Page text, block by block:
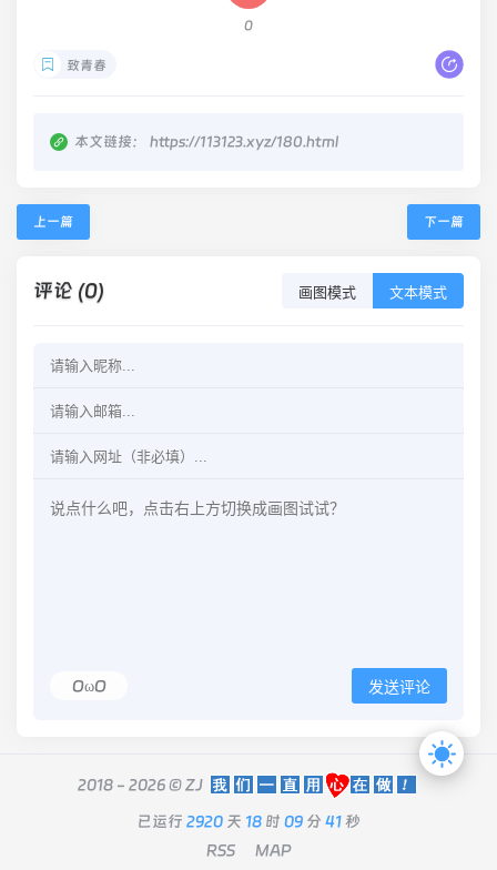
0
致青春
本文链接： https://113123.xyz/180.html
上一篇 下一篇
评论 (0) 画图模式 文本模式
OωO 发送评论
2018 - 2026 ©ZJ
已运行 2920 天 18 时 09 分 41秒
RSS
MAP